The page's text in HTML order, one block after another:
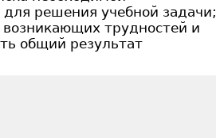
решения учебной задачи;
трудностей и
общий результат